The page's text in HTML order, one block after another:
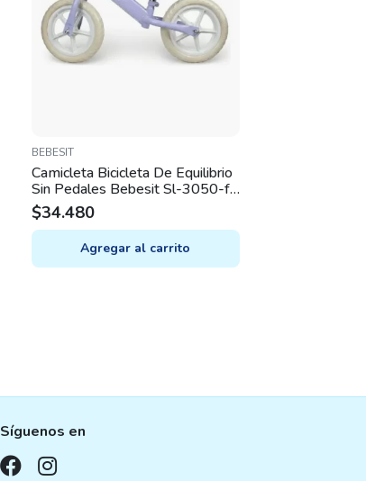
BEBESIT
Camicleta Bicicleta De Equilibrio
Sin Pedales Bebesit Sl-3050-f
Lila
$34.480
Agregar al carrito
Síguenos en